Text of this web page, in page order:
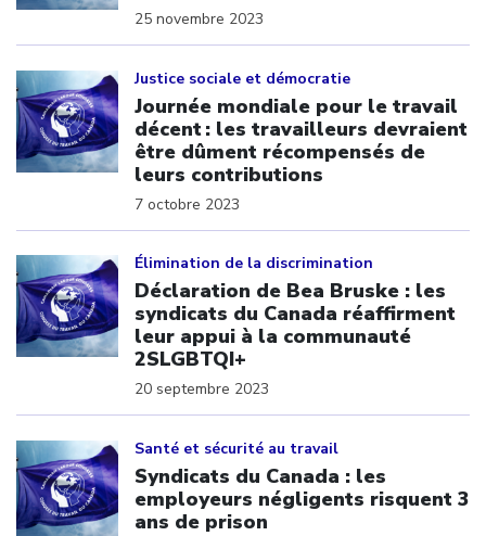
25 novembre 2023
Justice sociale et démocratie
Journée mondiale pour le travail
décent : les travailleurs devraient
être dûment récompensés de
leurs contributions
7 octobre 2023
Élimination de la discrimination
Déclaration de Bea Bruske : les
syndicats du Canada réaffirment
leur appui à la communauté
2SLGBTQI+
20 septembre 2023
Santé et sécurité au travail
Syndicats du Canada : les
employeurs négligents risquent 3
ans de prison